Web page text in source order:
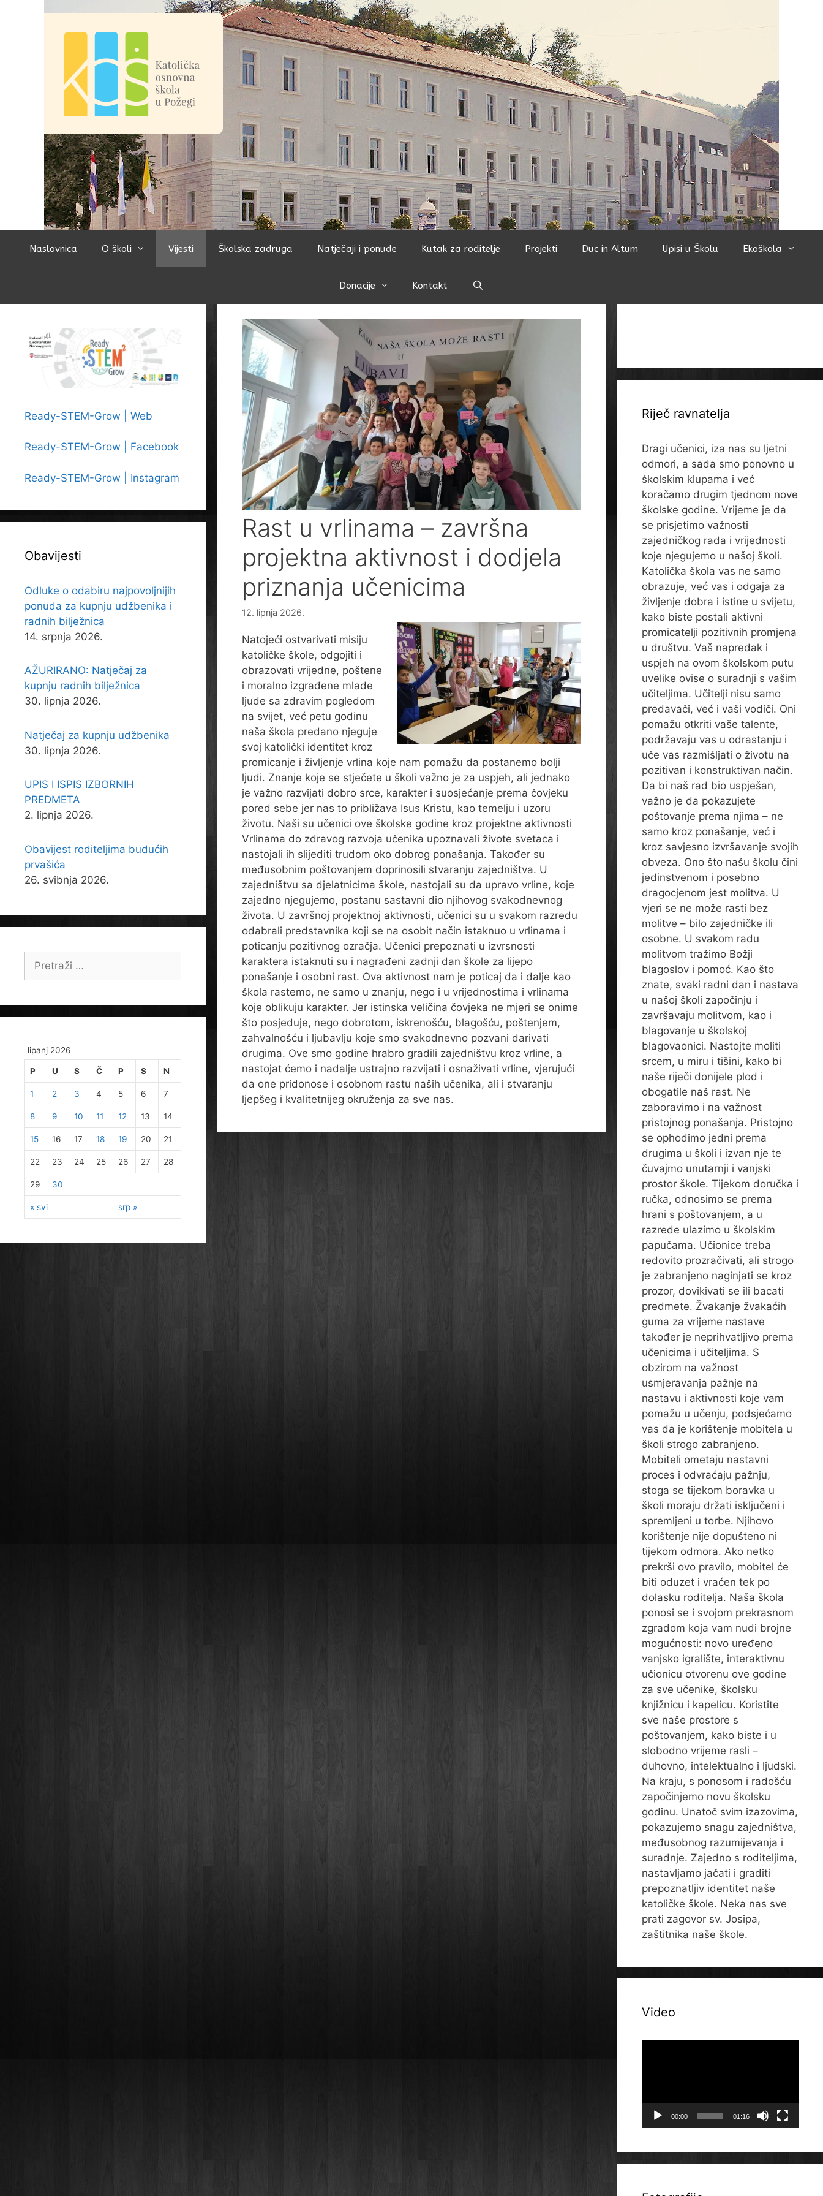
Naslovnica O školi Vijesti Školska zadruga Natječaji i ponude Kutak za roditelje Projekti Duc in Altum Upisi u Školu Ekoškola
Donacije Kontakt
Rast u vrlinama – završna
projektna aktivnost i dodjela
priznanja učenicima
12. lipnja 2026.
Natojeći ostvarivati misiju
katoličke škole, odgojiti i
obrazovati vrijedne, poštene
i moralno izgrađene mlade
ljude sa zdravim pogledom
na svijet, već petu godinu
naša škola predano njeguje
svoj katolički identitet kroz
promicanje i življenje vrlina koje nam pomažu da postanemo bolji
ljudi. Znanje koje se stječete u školi važno je za uspjeh, ali jednako
je važno razvijati dobro srce, karakter i suosjećanje prema čovjeku
pored sebe jer nas to približava Isus Kristu, kao temelju i uzoru
životu. Naši su učenici ove školske godine kroz projektne aktivnosti
Vrlinama do zdravog razvoja učenika upoznavali živote svetaca i
nastojali ih slijediti trudom oko dobrog ponašanja. Također su
međusobnim poštovanjem doprinosili stvaranju zajedništva. U
zajedništvu sa djelatnicima škole, nastojali su da upravo vrline, koje
zajedno njegujemo, postanu sastavni dio njihovog svakodnevnog
života. U završnoj projektnoj aktivnosti, učenici su u svakom razredu
odabrali predstavnika koji se na osobit način istaknuo u vrlinama i
poticanju pozitivnog ozračja. Učenici prepoznati u izvrsnosti
karaktera istaknuti su i nagrađeni zadnji dan škole za lijepo
ponašanje i osobni rast. Ova aktivnost nam je poticaj da i dalje kao
škola rastemo, ne samo u znanju, nego i u vrijednostima i vrlinama
koje oblikuju karakter. Jer istinska veličina čovjeka ne mjeri se onime
što posjeduje, nego dobrotom, iskrenošću, blagošću, poštenjem,
zahvalnošću i ljubavlju koje smo svakodnevno pozvani darivati
drugima. Ove smo godine hrabro gradili zajedništvu kroz vrline, a
nastojat ćemo i nadalje ustrajno razvijati i osnaživati vrline, vjerujući
da one pridonose i osobnom rastu naših učenika, ali i stvaranju
ljepšeg i kvalitetnijeg okruženja za sve nas.
Ready-STEM-Grow | Web
Ready-STEM-Grow | Facebook
Ready-STEM-Grow | Instagram
Obavijesti
Odluke o odabiru najpovoljnijih
ponuda za kupnju udžbenika i
radnih bilježnica
14. srpnja 2026.
AŽURIRANO: Natječaj za
kupnju radnih bilježnica
30. lipnja 2026.
Natječaj za kupnju udžbenika
30. lipnja 2026.
UPIS I ISPIS IZBORNIH
PREDMETA
2. lipnja 2026.
Obavijest roditeljima budućih
prvašića
26. svibnja 2026.
lipanj 2026
P U S Č P S N
« svi srp »
1 2 3 4 5 6 7
8 9 10 11 12 13 14
15 16 17 18 19 20 21
22 23 24 25 26 27 28
29 30
Riječ ravnatelja
Dragi učenici, iza nas su ljetni
odmori, a sada smo ponovno u
školskim klupama i već
koračamo drugim tjednom nove
školske godine. Vrijeme je da
se prisjetimo važnosti
zajedničkog rada i vrijednosti
koje njegujemo u našoj školi.
Katolička škola vas ne samo
obrazuje, već vas i odgaja za
življenje dobra i istine u svijetu,
kako biste postali aktivni
promicatelji pozitivnih promjena
u društvu. Vaš napredak i
uspjeh na ovom školskom putu
uvelike ovise o suradnji s vašim
učiteljima. Učitelji nisu samo
predavači, već i vaši vodiči. Oni
pomažu otkriti vaše talente,
podržavaju vas u odrastanju i
uče vas razmišljati o životu na
pozitivan i konstruktivan način.
Da bi naš rad bio uspješan,
važno je da pokazujete
poštovanje prema njima – ne
samo kroz ponašanje, već i
kroz savjesno izvršavanje svojih
obveza. Ono što našu školu čini
jedinstvenom i posebno
dragocjenom jest molitva. U
vjeri se ne može rasti bez
molitve – bilo zajedničke ili
osobne. U svakom radu
molitvom tražimo Božji
blagoslov i pomoć. Kao što
znate, svaki radni dan i nastava
u našoj školi započinju i
završavaju molitvom, kao i
blagovanje u školskoj
blagovaonici. Nastojte moliti
srcem, u miru i tišini, kako bi
naše riječi donijele plod i
obogatile naš rast. Ne
zaboravimo i na važnost
pristojnog ponašanja. Pristojno
se ophodimo jedni prema
drugima u školi i izvan nje te
čuvajmo unutarnji i vanjski
prostor škole. Tijekom doručka i
ručka, odnosimo se prema
hrani s poštovanjem, a u
razrede ulazimo u školskim
papučama. Učionice treba
redovito prozračivati, ali strogo
je zabranjeno naginjati se kroz
prozor, dovikivati se ili bacati
predmete. Žvakanje žvakaćih
guma za vrijeme nastave
također je neprihvatljivo prema
učenicima i učiteljima. S
obzirom na važnost
usmjeravanja pažnje na
nastavu i aktivnosti koje vam
pomažu u učenju, podsjećamo
vas da je korištenje mobitela u
školi strogo zabranjeno.
Mobiteli ometaju nastavni
proces i odvraćaju pažnju,
stoga se tijekom boravka u
školi moraju držati isključeni i
spremljeni u torbe. Njihovo
korištenje nije dopušteno ni
tijekom odmora. Ako netko
prekrši ovo pravilo, mobitel će
biti oduzet i vraćen tek po
dolasku roditelja. Naša škola
ponosi se i svojom prekrasnom
zgradom koja vam nudi brojne
mogućnosti: novo uređeno
vanjsko igralište, interaktivnu
učionicu otvorenu ove godine
za sve učenike, školsku
knjižnicu i kapelicu. Koristite
sve naše prostore s
poštovanjem, kako biste i u
slobodno vrijeme rasli –
duhovno, intelektualno i ljudski.
Na kraju, s ponosom i radošću
započinjemo novu školsku
godinu. Unatoč svim izazovima,
pokazujemo snagu zajedništva,
međusobnog razumijevanja i
suradnje. Zajedno s roditeljima,
nastavljamo jačati i graditi
prepoznatljiv identitet naše
katoličke škole. Neka nas sve
prati zagovor sv. Josipa,
zaštitnika naše škole.
Video
00:00 01:16